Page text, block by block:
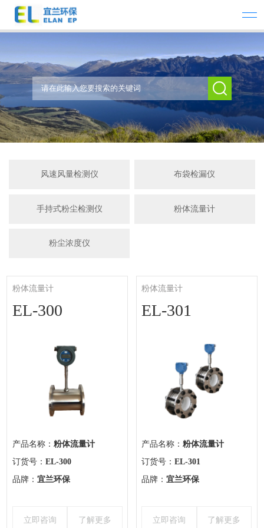
风速风量检测仪 布袋检漏仪
手持式粉尘检测仪 粉体流量计
粉尘浓度仪
粉体流量计
EL-300
产品名称： 粉体流量计
订货号： EL-300
品牌： 宜兰环保
立即咨询 了解更多
粉体流量计
EL-301
产品名称：粉体流量计
订货号：EL-301
品牌：宜兰环保
立即咨询 了解更多